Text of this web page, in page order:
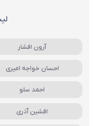
آرون افشار
احسان خواجه امیری
احمد سلو
افشین آذری